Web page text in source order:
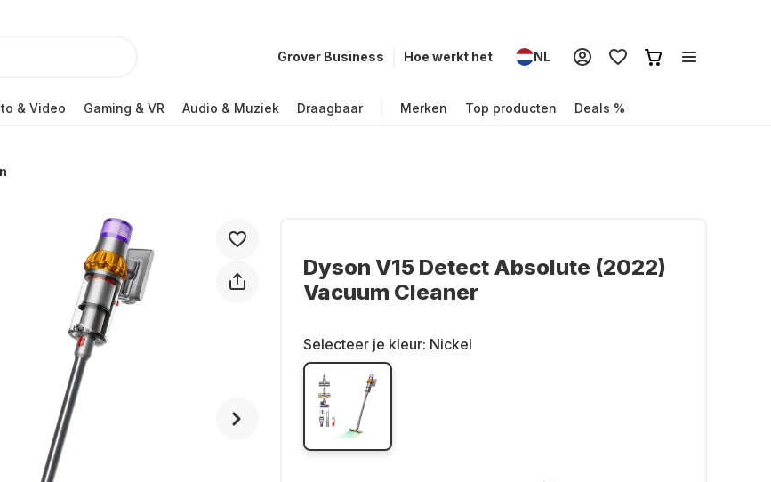
Grover Business Hoe werkt het NL
& Video Gaming & VR Audio & Muziek Draagbaar Merken Top producten Deals %
Dyson V15 Detect Absolute (2022)
Vacuum Cleaner
Selecteer je kleur: Nickel